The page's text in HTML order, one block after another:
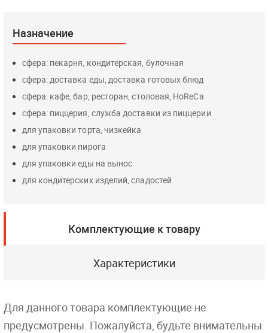
Назначение
сфера: пекарня, кондитерская, булочная
сфера: доставка еды, доставка готовых блюд
сфера: кафе, бар, ресторан, столовая, HoReCa
сфера: пиццерия, служба доставки из пиццерии
для упаковки торта, чизкейка
для упаковки пирога
для упаковки еды на вынос
для кондитерских изделий, сладостей
Комплектующие к товару
Характеристики
Для данного товара комплектующие не
предусмотрены. Пожалуйста, будьте внимательны